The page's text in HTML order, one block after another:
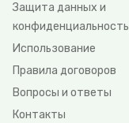
Защита данных и
конфиденциальность
Использование
Правила договоров
Вопросы и ответы
Контакты